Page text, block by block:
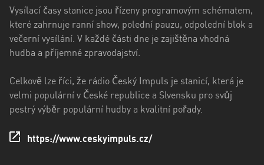
Plzeňský
kraj
Středočeský
Ústecký
kraj
Zlínský
Vysílací časy stanice jsou řízeny programovým schématem,
které zahrnuje ranní show, polední pauzu, odpolední blok a
večerní vysílání. V každé části dne je zajištěna vhodná
hudba a příjemné zpravodajství.
Celkově lze říci, že rádio Český Impuls je stanicí, která je
velmi populární v České republice a Slvensku pro svůj
pestrý výběr populární hudby a kvalitní pořady.
https://www.ceskyimpuls.cz/